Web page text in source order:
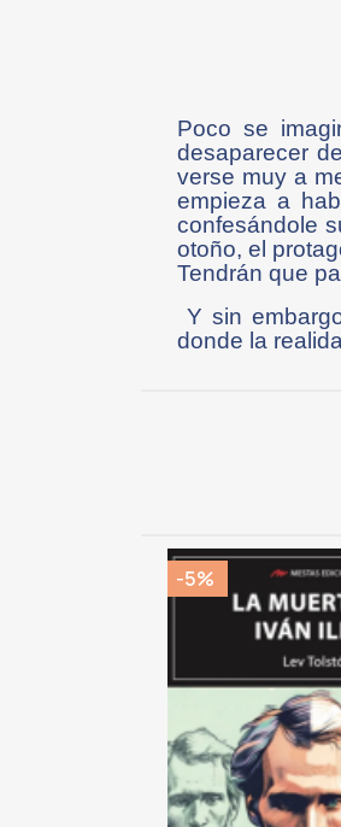
Poco se
desaparecer
verse muy a
empieza a
confesándole
otoño, el
Tendrán que
Y sin
donde la
-5%